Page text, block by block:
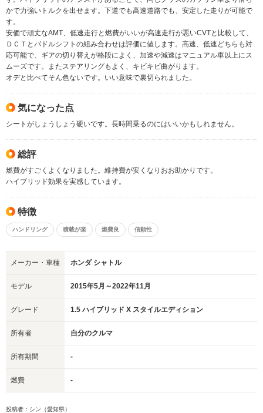
かで力強いトルクを出せます。下道でも高速道路でも、安定した走りが可能で
す。
安価で頑丈なAMT、低速走行と燃費がいいが高速走行が悪いCVTと比較して、
ＤＣＴとパドルシフトの組み合わせは評価に値します。高速、低速どちらも対
応可能で、ギアの切り替えが格段によく、加速や減速はマニュアル車以上にス
ムーズです。またステアリングもよく、キビキビ曲がります。
オデと比べてそん色ないです。いい意味で裏切られました。
気になった点
シートがしょうしょう硬いです。長時間乗るのにはいいかもしれません。
総評
燃費がすごくよくなりました。維持費が安くなりおお助かりです。
ハイブリッド効果を実感しています。
特徴
ハンドリング 積載が楽 燃費良 信頼性
メーカー・車種 ホンダ シャトル
モデル 2015年5月～2022年11月
グレード 1.5 ハイブリッド X スタイルエディション
所有者 自分のクルマ
所有期間 -
燃費 -
投稿者：シン（愛知県）